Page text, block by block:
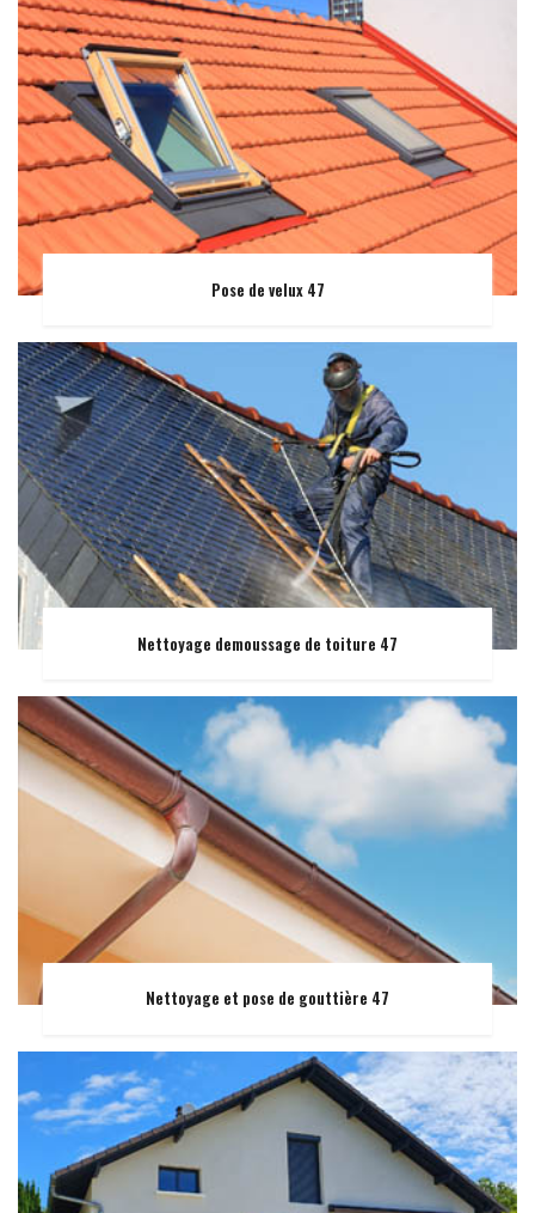
Pose de velux 47
Nettoyage demoussage de toiture 47
Nettoyage et pose de gouttière 47